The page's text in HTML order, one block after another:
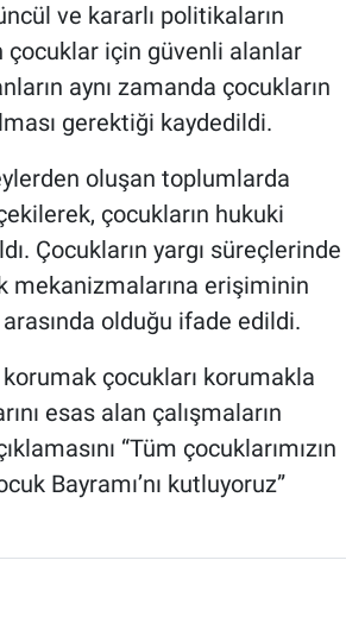
ve kararlı politikaların
çocuklar için güvenli alanlar
aynı zamanda çocukların
gerektiği kaydedildi.
oluşan toplumlarda
çocukların hukuki
Çocukların yargı süreçlerinde
erişiminin
olduğu ifade edildi.
çocukları korumakla
esas alan çalışmaların
“Tüm çocuklarımızın
Bayramı’nı kutluyoruz”